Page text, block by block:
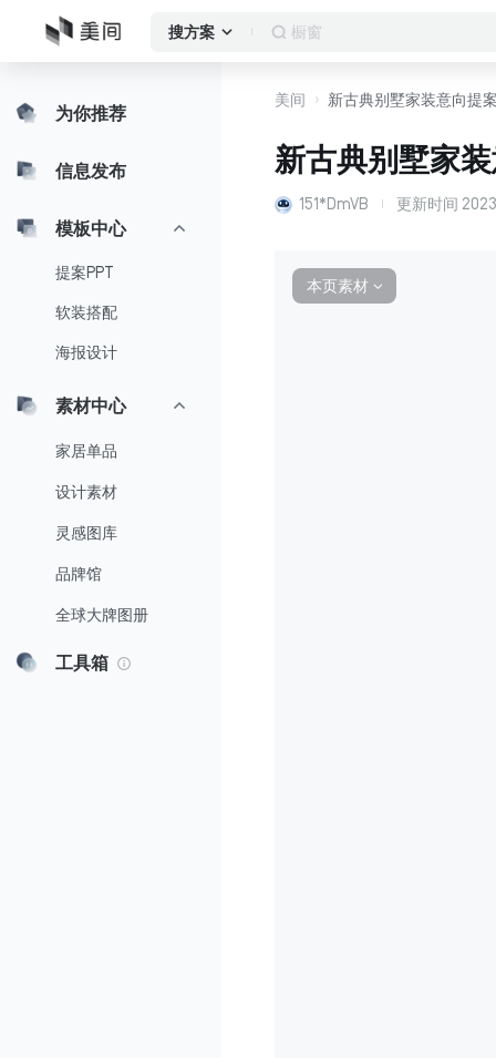
搜方案 客厅
为你推荐
信息发布
模板中心
提案PPT
软装搭配
海报设计
素材中心
家居单品
设计素材
灵感图库
品牌馆
全球大牌图册
工具箱
美间 新古典别墅家装意向提
新古典别墅家
151*DmVB 更新时间
本页素材 ∨